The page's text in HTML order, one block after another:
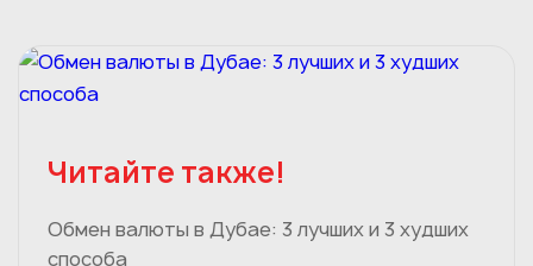
Читайте также!
Обмен валюты в Дубае: 3 лучших и 3 худших
способа